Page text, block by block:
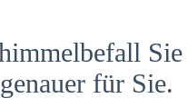
Sie
für Sie.